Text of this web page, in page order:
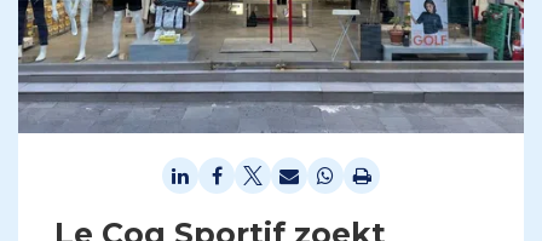
Le Coq Sportif zoekt